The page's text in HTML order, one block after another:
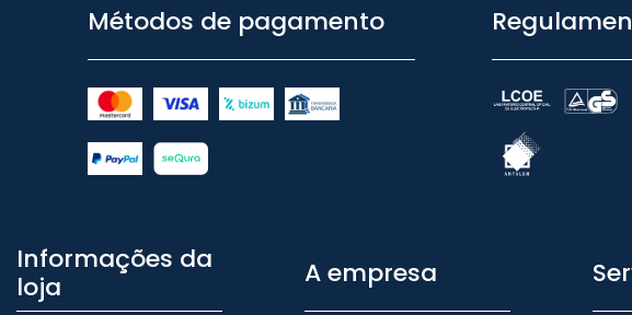
Métodos de pagamento
Informações da
loja
A empresa